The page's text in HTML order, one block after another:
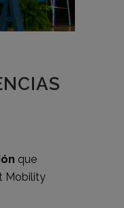
que
Mobility